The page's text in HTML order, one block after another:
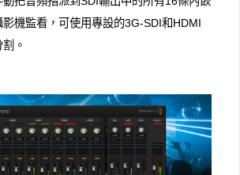
機監看，可使用專設的3G-SDI和HDMI
。